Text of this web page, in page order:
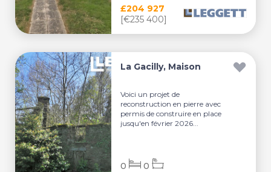
£204 927
[€235 400]
La Gacilly, Maison
Voici un projet de
reconstruction en pierre avec
permis de construire en place
jusqu'en février 2026...
0 0